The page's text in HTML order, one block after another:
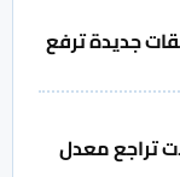
جديدة ترفع
تراجع معدل